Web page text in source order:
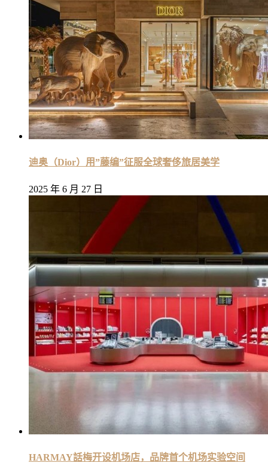
迪奥（Dior）用”藤编”征服全球奢侈旅居美学
2025 年 6 月 27 日
HARMAY話梅开设机场店，品牌首个机场实验空间